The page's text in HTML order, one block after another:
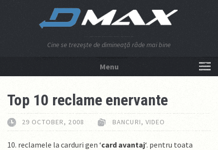
Cine se trezeşte de dimineaţă râde mai bine
Menu
Top 10 reclame enervante
29 OCTOBER, 2008 BANCURI,VIDEO
10. reclamele la carduri gen ‘card avantaj‘. pentru toata